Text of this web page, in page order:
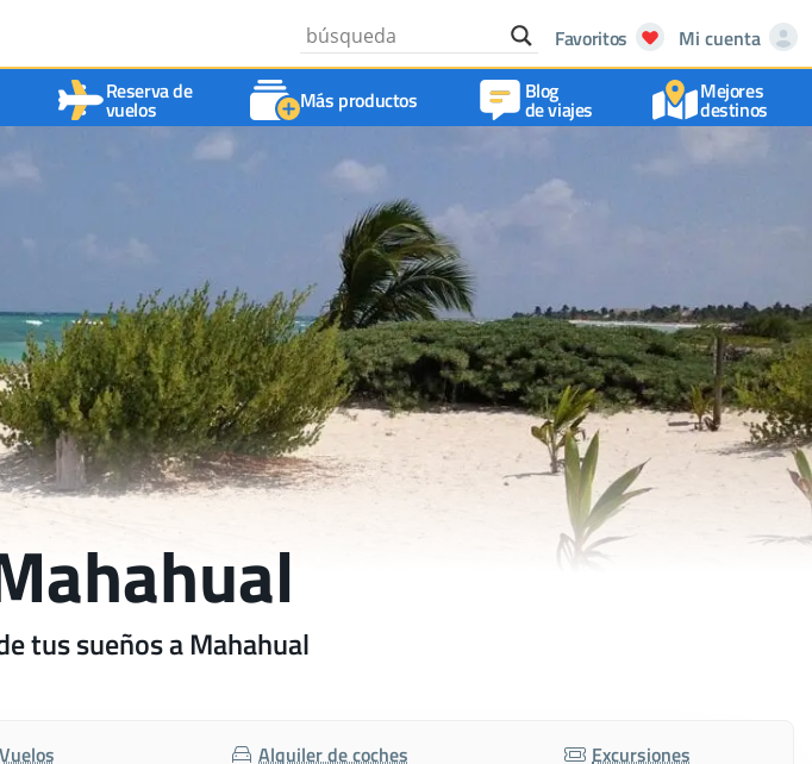
Favoritos
Mi cuenta
Reserva de
vuelos Más productos Blog
de viajes
Mejores
destinos
tus sueños a Mahahual
Alquiler de coches Excursiones